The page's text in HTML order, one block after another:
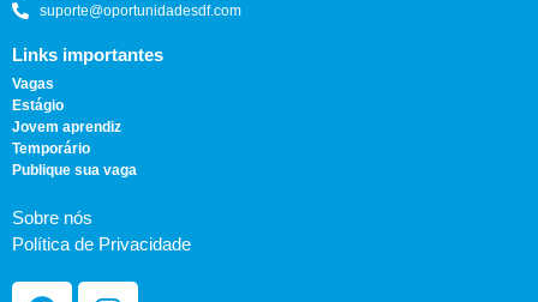
suporte@oportunidadesdf.com
Links importantes
Vagas
Estágio
Jovem aprendiz
Temporário
Publique sua vaga
Sobre nós
Política de Privacidade